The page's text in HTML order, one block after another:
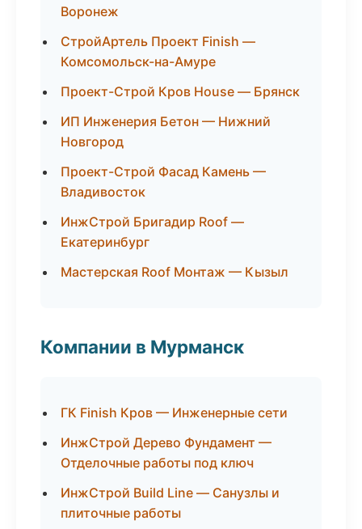
Воронеж
СтройАртель Проект Finish —
Комсомольск-на-Амуре
Проект-Строй Кров House — Брянск
ИП Инженерия Бетон — Нижний
Новгород
Проект-Строй Фасад Камень —
Владивосток
ИнжСтрой Бригадир Roof —
Екатеринбург
Мастерская Roof Монтаж — Кызыл
Компании в Мурманск
ГК Finish Кров — Инженерные сети
ИнжСтрой Дерево Фундамент —
Отделочные работы под ключ
ИнжСтрой Build Line — Санузлы и
плиточные работы